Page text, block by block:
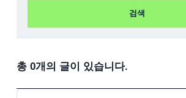
검색
총 0개의 글이 있습니다.